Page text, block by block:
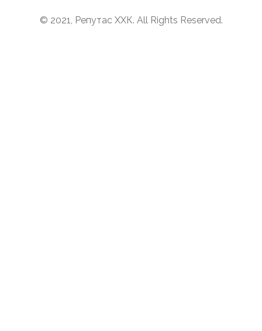
© 2021, Репутас ХХК. All Rights Reserved.